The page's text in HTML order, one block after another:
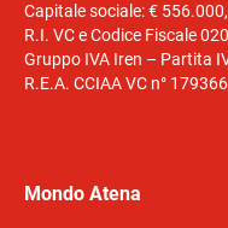
Capitale sociale: €
R.I. VC e Codice Fiscale
Gruppo IVA Iren – Partita
R.E.A. CCIAA VC n° 179366
Mondo Atena